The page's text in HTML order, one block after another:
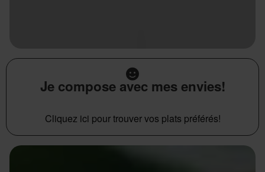
Je compose avec mes envies!
Cliquez ici pour trouver vos plats préférés!